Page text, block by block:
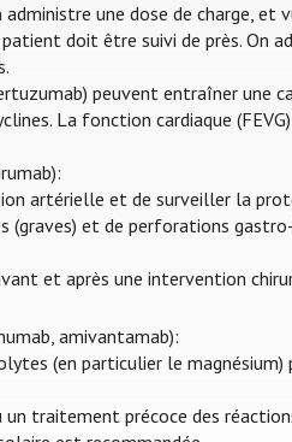
une dose de charge, et
doit être suivi de près. On
peuvent entraîner une
La fonction cardiaque
artérielle et de surveiller la
(graves) et de perforations
et après une intervention
amivantamab):
(en particulier le
traitement précoce des